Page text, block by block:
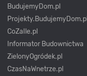
BudujemyDom.pl
Projekty.BudujemyDom.pl
CoZaIle.pl
Informator Budownictwa
ZielonyOgródek.pl
CzasNaWnetrze.pl